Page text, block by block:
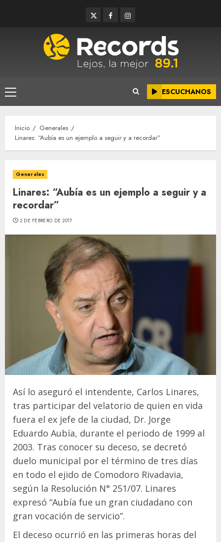
TwitterFacebookInstagram
Menú
principal
ESCUCHANOS
Inicio
Generales
Linares: “Aubía es un ejemplo a seguir y a recordar”
Generales
Linares: “Aubía es un ejemplo a seguir y a
recordar”
2 DE FEBRERO DE 2017
Así lo aseguró el intendente, Carlos Linares,
tras participar del velatorio de quien en vida
fuera el ex jefe de la ciudad, Dr. Jorge
Eduardo Aubía, durante el periodo de 1999 al
2003. Tras conocer su deceso, se decretó
duelo municipal por el término de tres días
en todo el ejido de Comodoro Rivadavia,
según la Resolución N° 251/07. Linares
expresó “Aubía fue un gran ciudadano con
gran vocación de servicio”.
El deceso ocurrió en las primeras horas del